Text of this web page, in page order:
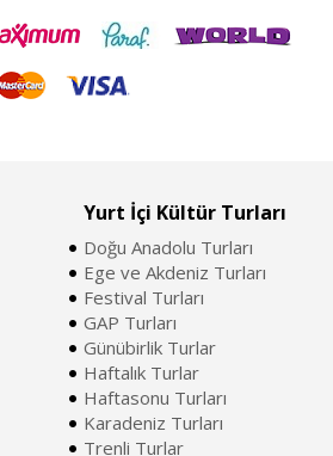
Yurt İçi Kültür Turları
Doğu Anadolu Turları
Ege ve Akdeniz Turları
Festival Turları
GAP Turları
Günübirlik Turlar
Haftalık Turlar
Haftasonu Turları
Karadeniz Turları
Trenli Turlar